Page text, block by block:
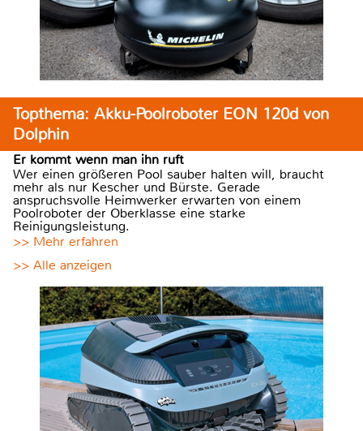
Topthema: Akku-Poolroboter EON 120d von
Dolphin
Er kommt wenn man ihn ruft
Wer einen größeren Pool sauber halten will, braucht
mehr als nur Kescher und Bürste. Gerade
anspruchsvolle Heimwerker erwarten von einem
Poolroboter der Oberklasse eine starke
Reinigungsleistung.
>> Mehr erfahren
>> Alle anzeigen